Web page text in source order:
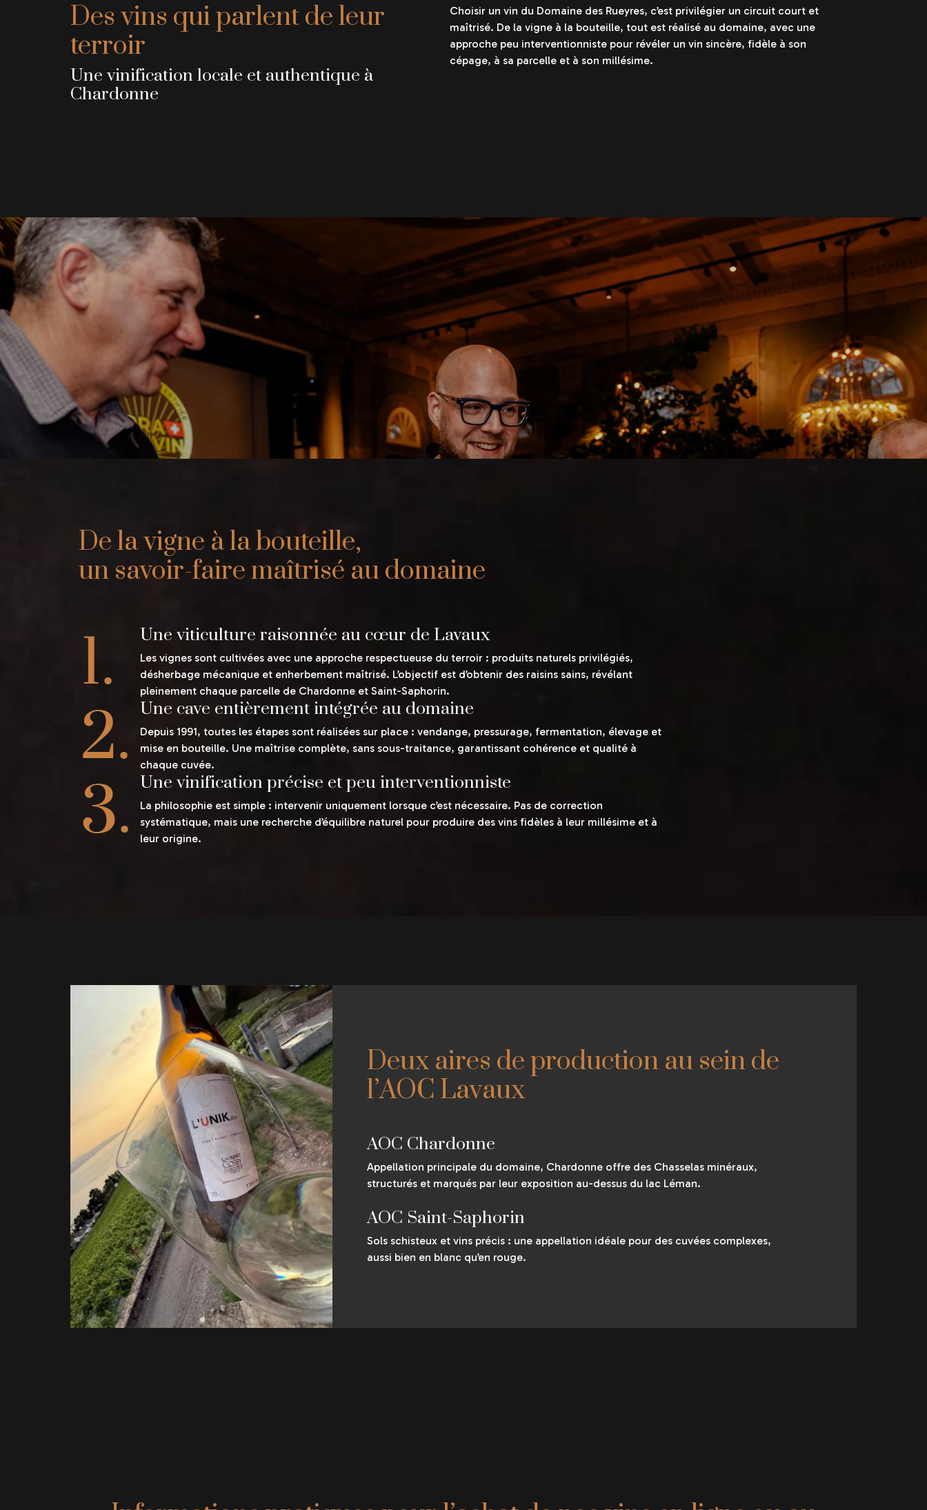
Des vins qui parlent de leur
terroir
Une vinification locale et authentique à
Chardonne
Choisir un vin du Domaine des Rueyres, c’est privilégier un circuit court et
maîtrisé. De la vigne à la bouteille, tout est réalisé au domaine, avec une
approche peu interventionniste pour révéler un vin sincère, fidèle à son
cépage, à sa parcelle et à son millésime.
De la vigne à la bouteille,
un savoir-faire maîtrisé au domaine
Une viticulture raisonnée au cœur de Lavaux
Les vignes sont cultivées avec une approche respectueuse du terroir : produits naturels privilégiés,
désherbage mécanique et enherbement maîtrisé. L’objectif est d’obtenir des raisins sains, révélant
pleinement chaque parcelle de Chardonne et Saint-Saphorin.
Une cave entièrement intégrée au domaine
Depuis 1991, toutes les étapes sont réalisées sur place : vendange, pressurage, fermentation, élevage et
mise en bouteille. Une maîtrise complète, sans sous-traitance, garantissant cohérence et qualité à
chaque cuvée.
Une vinification précise et peu interventionniste
La philosophie est simple : intervenir uniquement lorsque c’est nécessaire. Pas de correction
systématique, mais une recherche d’équilibre naturel pour produire des vins fidèles à leur millésime et à
leur origine.
Deux aires de production au sein de
l’AOC Lavaux
AOC Chardonne
Appellation principale du domaine, Chardonne offre des Chasselas minéraux,
structurés et marqués par leur exposition au-dessus du lac Léman.
AOC Saint-Saphorin
Sols schisteux et vins précis : une appellation idéale pour des cuvées complexes,
aussi bien en blanc qu’en rouge.